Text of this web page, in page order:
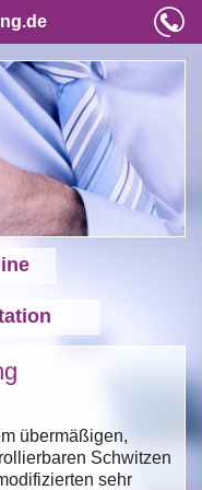
übermäßigen,
Schwitzen
sehr